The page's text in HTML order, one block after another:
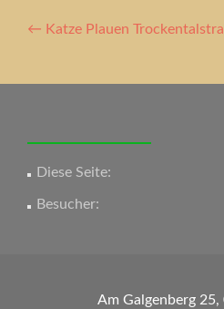
Artikel-
← Katze Plauen
Diese Seite:
Besucher:
Am Galgenberg 25,